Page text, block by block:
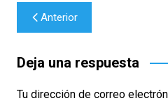
Navegación
de
entradas
Anterior
Deja una respuesta
Tu dirección de correo